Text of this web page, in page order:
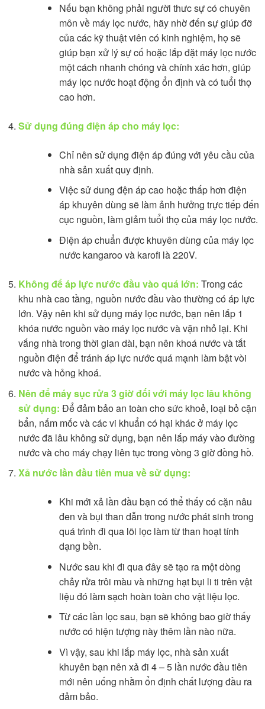
Nếu bạn không phải người thưc sự có chuyên
môn về máy lọc nước, hãy nhờ đến sự giúp đỡ
của các kỹ thuật viên có kinh nghiệm, họ sẽ
giúp bạn xử lý sự cố hoặc lắp đặt máy lọc nước
một cách nhanh chóng và chính xác hơn, giúp
máy lọc nước hoạt động ổn định và có tuổi thọ
cao hơn.
Sử dụng đúng điện áp cho máy lọc:
Chỉ nên sử dụng điện áp đúng với yêu cầu của
nhà sản xuất quy định.
Việc sử dung đện áp cao hoặc thấp hơn điện
áp khuyên dùng sẽ làm ảnh hưởng trực tiếp đến
cục nguồn, làm giảm tuổi thọ của máy lọc nước.
Điện áp chuẩn được khuyên dùng của máy lọc
nước kangaroo và karofi là 220V.
Không để áp lực nước đầu vào quá lớn: Trong các
khu nhà cao tầng, nguồn nước đầu vào thường có áp lực
lớn. Vậy nên khi sử dụng máy lọc nước, bạn nên lắp 1
khóa nước nguồn vào máy lọc nước và vặn nhỏ lại. Khi
vắng nhà trong thời gian dài, bạn nên khoá nước và tắt
nguồn điện để tránh áp lực nước quá mạnh làm bật vòi
nước và hỏng khoá.
Nên để máy sục rửa 3 giờ đối với máy lọc lâu không
sử dụng: Để đảm bảo an toàn cho sức khoẻ, loại bỏ cặn
bẩn, nấm mốc và các vi khuẩn có hại khác ở máy lọc
nước đã lâu không sử dụng, bạn nên lắp máy vào đường
nước và cho máy chạy liên tục trong vòng 3 giờ đồng hồ.
Xả nước lần đầu tiên mua về sử dụng:
Khi mới xả lần đầu bạn có thể thấy có cặn nâu
đen và bụi than dẫn trong nước phát sinh trong
quá trình đi qua lõi lọc làm từ than hoạt tính
dạng bền.
Nước sau khi đi qua đây sẽ tạo ra một dòng
chảy rửa trôi màu và những hạt bụi li ti trên vật
liệu đó làm sạch hoàn toàn cho vật liệu lọc.
Từ các lần lọc sau, bạn sẽ không bao giờ thấy
nước có hiện tượng này thêm lần nào nữa.
Vì vậy, sau khi lắp máy lọc, nhà sản xuất
khuyên bạn nên xả đi 4 – 5 lần nước đầu tiên
mới nên uống nhằm ổn định chất lượng đầu ra
đảm bảo.